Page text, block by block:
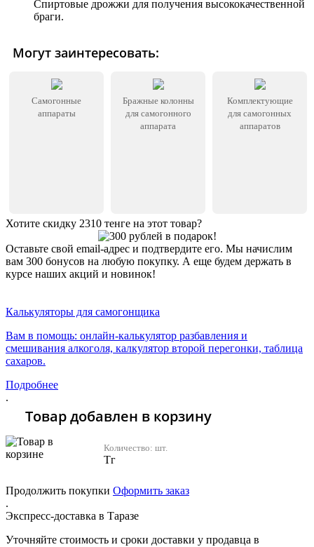
Спиртовые дрожжи для получения высококачественной
браги.
Могут заинтересовать:
Самогонные
аппараты
Бражные колонны
для самогонного
аппарата
Комплектующие
для самогонных
аппаратов
Хотите скидку 2310 тенге на этот товар?
Оставьте свой email-адрес и подтвердите его. Мы начислим
вам 300 бонусов на любую покупку. А еще будем держать в
курсе наших акций и новинок!
Калькуляторы для самогонщика
Вам в помощь: онлайн-калькулятор разбавления и
смешивания алкоголя, калкулятор второй перегонки, таблица
сахаров.
Подробнее
.
Товар добавлен в корзину
Количество: шт.
Тг
Продолжить покупки Оформить заказ
.
Экспресс-доставка в Таразе
Уточняйте стоимость и сроки доставки у продавца в